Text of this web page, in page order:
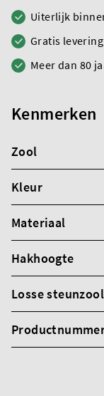
Uiterlijk
Gratis
Meer dan 80
Kenmerken
Zool
Kleur
Materiaal
Hakhoogte
Losse steunzool